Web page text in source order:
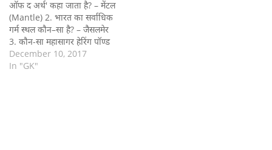
ऑफ द अर्थ' कहा जाता है? – मेंटल
(Mantle) 2. भारत का सर्वाधिक
गर्म स्थल कौन–सा है? – जैसलमेर
3. कौन-सा महासागर हेरिंग पॉण्ड
(Hering Pond) के नाम से जाना
जाता है? – अटलांटिक महासागर 4.
December 10, 2017
In "GK"